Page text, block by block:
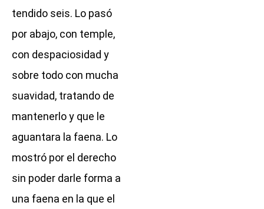
tendido seis. Lo pasó
por abajo, con temple,
con despaciosidad y
sobre todo con mucha
suavidad, tratando de
mantenerlo y que le
aguantara la faena. Lo
mostró por el derecho
sin poder darle forma a
una faena en la que el